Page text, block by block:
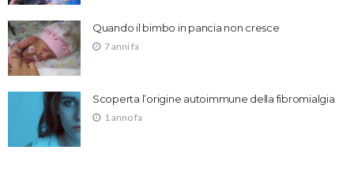
Quando il bimbo in pancia non cresce
7 anni fa
Scoperta l’origine autoimmune della fibromialgia
1 anno fa